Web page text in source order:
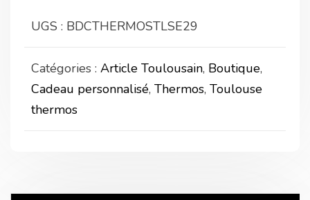
UGS : BDCTHERMOSTLSE29
Catégories : Article Toulousain, Boutique,
Cadeau personnalisé, Thermos, Toulouse
thermos